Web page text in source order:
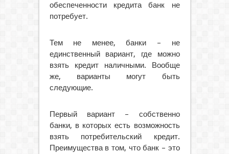
обеспеченности кредита банк не
потребует.
Тем не менее, банки – не
единственный вариант, где можно
взять кредит наличными. Вообще
же, варианты могут быть
следующие.
Первый вариант – собственно
банки, в которых есть возможность
взять потребительский кредит.
Преимущества в том, что банк – это